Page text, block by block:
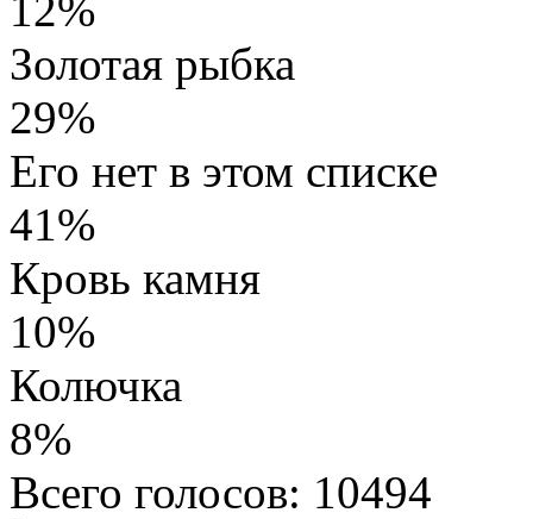
Золотая рыбка
29%
Его нет в этом списке
41%
Кровь камня
10%
Колючка
8%
Всего голосов: 10494